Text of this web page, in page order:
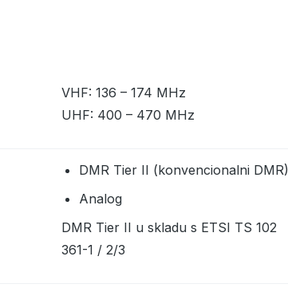
VHF: 136 – 174 MHz
UHF: 400 – 470 MHz
DMR Tier II (konvencionalni DMR)
Analog
DMR Tier II u skladu s ETSI TS 102
361-1 / 2/3